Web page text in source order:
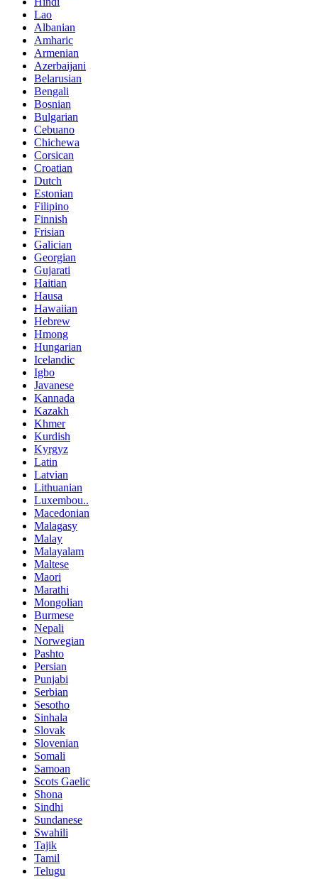
Lao
Albanian
Amharic
Armenian
Azerbaijani
Belarusian
Bengali
Bosnian
Bulgarian
Cebuano
Chichewa
Corsican
Croatian
Dutch
Estonian
Filipino
Finnish
Frisian
Galician
Georgian
Gujarati
Haitian
Hausa
Hawaiian
Hebrew
Hmong
Hungarian
Icelandic
Igbo
Javanese
Kannada
Kazakh
Khmer
Kurdish
Kyrgyz
Latin
Latvian
Lithuanian
Luxembou..
Macedonian
Malagasy
Malay
Malayalam
Maltese
Maori
Marathi
Mongolian
Burmese
Nepali
Norwegian
Pashto
Persian
Punjabi
Serbian
Sesotho
Sinhala
Slovak
Slovenian
Somali
Samoan
Scots Gaelic
Shona
Sindhi
Sundanese
Swahili
Tajik
Tamil
Telugu